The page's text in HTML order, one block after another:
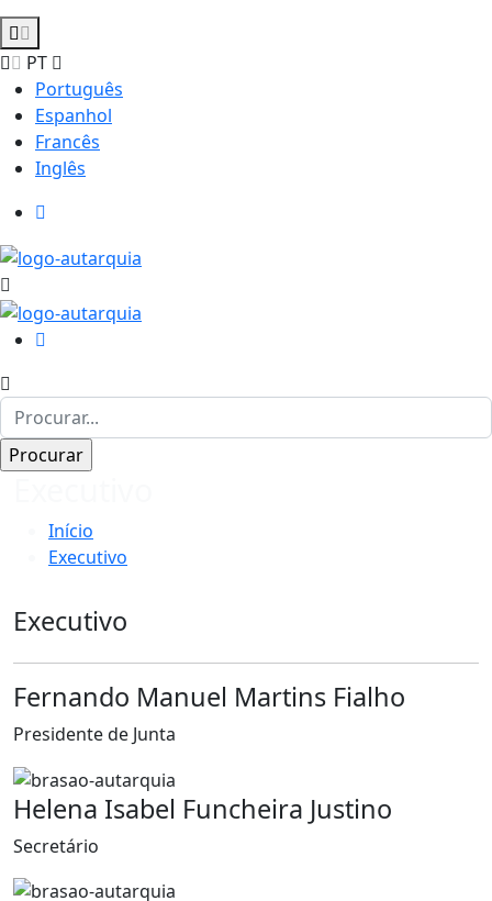
PT
Português
Espanhol
Francês
Inglês
Início
Executivo
Executivo
Fernando Manuel Martins Fialho
Presidente de Junta
Helena Isabel Funcheira Justino
Secretário